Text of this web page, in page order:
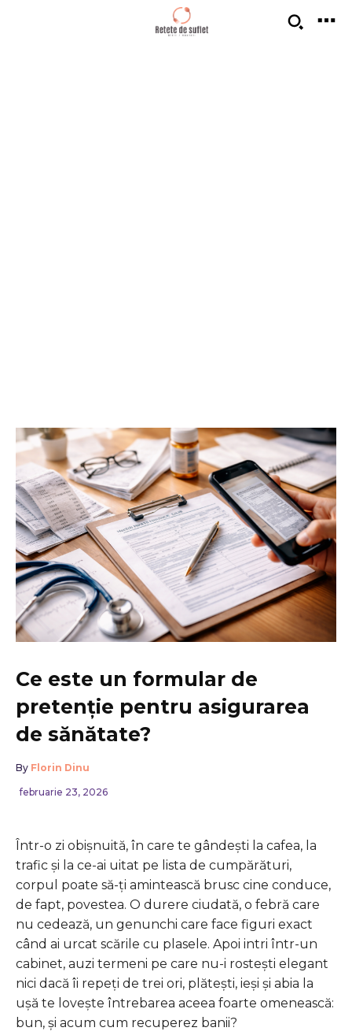
Ce este un formular de
pretenție pentru asigurarea
de sănătate?
By Florin Dinu
februarie 23, 2026
Într-o zi obișnuită, în care te gândești la cafea, la
trafic și la ce-ai uitat pe lista de cumpărături,
corpul poate să-ți amintească brusc cine conduce,
de fapt, povestea. O durere ciudată, o febră care
nu cedează, un genunchi care face figuri exact
când ai urcat scările cu plasele. Apoi intri într-un
cabinet, auzi termeni pe care nu-i rostești elegant
nici dacă îi repeți de trei ori, plătești, ieși și abia la
ușă te lovește întrebarea aceea foarte omenească:
bun, și acum cum recuperez banii?